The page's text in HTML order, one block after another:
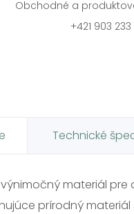
Obchodné a
+421 903
Technické
výnimočný materiál
prírodný